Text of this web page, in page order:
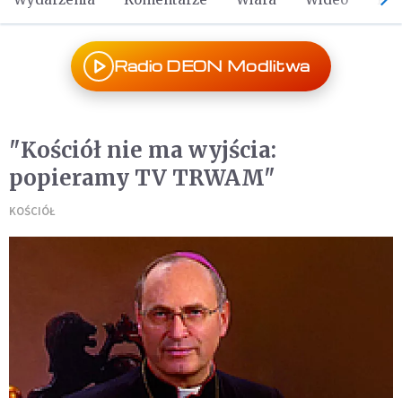
Radio DEON Modlitwa
"Kościół nie ma wyjścia:
popieramy TV TRWAM"
KOŚCIÓŁ